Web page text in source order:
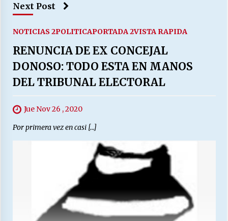
Next Post
NOTICIAS 2POLITICAPORTADA 2VISTA RAPIDA
RENUNCIA DE EX CONCEJAL
DONOSO: TODO ESTA EN MANOS
DEL TRIBUNAL ELECTORAL
Jue Nov 26 , 2020
Por primera vez en casi […]